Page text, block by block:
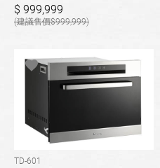
999,999
999,999
TD-601